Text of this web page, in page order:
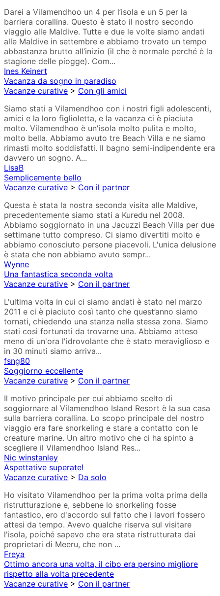
Darei a Vilamendhoo un 4 per l’isola e un 5 per la
barriera corallina. Questo è stato il nostro secondo
viaggio alle Maldive. Tutte e due le volte siamo andati
alle Maldive in settembre e abbiamo trovato un tempo
abbastanza brutto all’inizio (il che è normale perché è la
stagione delle piogge). Com...
Ines Keinert
Vacanza da sogno in paradiso
Vacanze curative > Con gli amici
Siamo stati a Vilamendhoo con i nostri figli adolescenti,
amici e la loro figlioletta, e la vacanza ci è piaciuta
molto. Vilamendhoo è un'isola molto pulita e molto,
molto bella. Abbiamo avuto tre Beach Villa e ne siamo
rimasti molto soddisfatti. Il bagno semi-indipendente era
davvero un sogno. A...
LisaB
Semplicemente bello
Vacanze curative > Con il partner
Questa è stata la nostra seconda visita alle Maldive,
precedentemente siamo stati a Kuredu nel 2008.
Abbiamo soggiornato in una Jacuzzi Beach Villa per due
settimane tutto compreso. Ci siamo divertiti molto e
abbiamo conosciuto persone piacevoli. L'unica delusione
è stata che non abbiamo avuto sempr...
Wynne
Una fantastica seconda volta
Vacanze curative > Con il partner
L'ultima volta in cui ci siamo andati è stato nel marzo
2011 e ci è piaciuto così tanto che quest’anno siamo
tornati, chiedendo una stanza nella stessa zona. Siamo
stati così fortunati da trovarne una. Abbiamo atteso
meno di un'ora l'idrovolante che è stato meraviglioso e
in 30 minuti siamo arriva...
fsng80
Soggiorno eccellente
Vacanze curative > Con il partner
Il motivo principale per cui abbiamo scelto di
soggiornare al Vilamendhoo Island Resort è la sua casa
sulla barriera corallina. Lo scopo principale del nostro
viaggio era fare snorkeling e stare a contatto con le
creature marine. Un altro motivo che ci ha spinto a
scegliere il Vilamendhoo Island Res...
Nic winstanley
Aspettative superate!
Vacanze curative > Da solo
Ho visitato Vilamendhoo per la prima volta prima della
ristrutturazione e, sebbene lo snorkeling fosse
fantastico, ero d'accordo sul fatto che i lavori fossero
attesi da tempo. Avevo qualche riserva sul visitare
l'isola, poiché sapevo che era stata ristrutturata dai
proprietari di Meeru, che non ...
Freya
Ottimo ancora una volta, il cibo era persino migliore
rispetto alla volta precedente
Vacanze curative > Con il partner